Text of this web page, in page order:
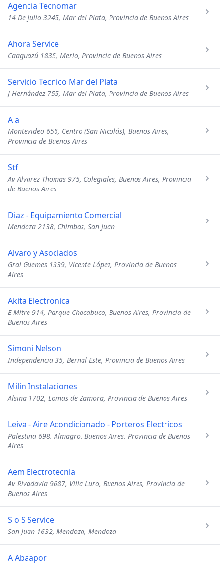
Agencia Tecnomar
14 De Julio 3245, Mar del Plata, Provincia de Buenos Aires
Ahora Service
Caaguazú 1835, Merlo, Provincia de Buenos Aires
Servicio Tecnico Mar del Plata
J Hernández 755, Mar del Plata, Provincia de Buenos Aires
A a
Montevideo 656, Centro (San Nicolás), Buenos Aires,
Provincia de Buenos Aires
Stf
Av Alvarez Thomas 975, Colegiales, Buenos Aires, Provincia
de Buenos Aires
Diaz - Equipamiento Comercial
Mendoza 2138, Chimbas, San Juan
Alvaro y Asociados
Gral Güemes 1339, Vicente López, Provincia de Buenos
Aires
Akita Electronica
E Mitre 914, Parque Chacabuco, Buenos Aires, Provincia de
Buenos Aires
Simoni Nelson
Independencia 35, Bernal Este, Provincia de Buenos Aires
Milin Instalaciones
Alsina 1702, Lomas de Zamora, Provincia de Buenos Aires
Leiva - Aire Acondicionado - Porteros Electricos
Palestina 698, Almagro, Buenos Aires, Provincia de Buenos
Aires
Aem Electrotecnia
Av Rivadavia 9687, Villa Luro, Buenos Aires, Provincia de
Buenos Aires
S o S Service
San Juan 1632, Mendoza, Mendoza
A Abaapor